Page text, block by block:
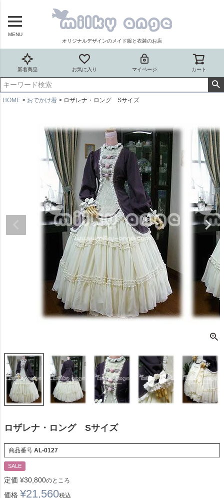
MENU
オリジナルデザインのメイド服と衣装のお店
新着商品 お気に入り マイページ カート
HOME おでかけ着 ロザレナ・ロング Sサイズ
ロザレナ・ロング Sサイズ
商品番号 AL-0127
SALE
定価 ¥30,800のところ
価格 ¥21,560税込